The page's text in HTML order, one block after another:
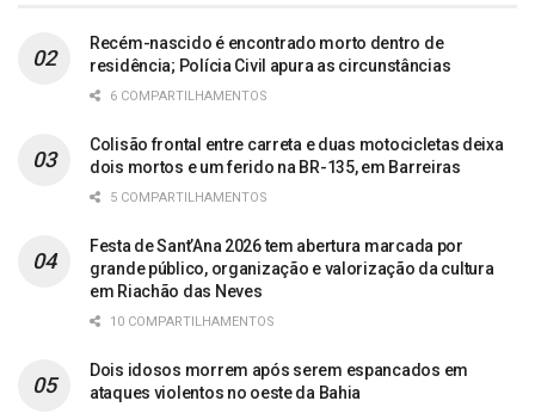
Recém-nascido é encontrado morto dentro de
residência; Polícia Civil apura as circunstâncias
6 COMPARTILHAMENTOS
Colisão frontal entre carreta e duas motocicletas deixa
dois mortos e um ferido na BR-135, em Barreiras
5 COMPARTILHAMENTOS
Festa de Sant’Ana 2026 tem abertura marcada por
grande público, organização e valorização da cultura
em Riachão das Neves
10 COMPARTILHAMENTOS
Dois idosos morrem após serem espancados em
ataques violentos no oeste da Bahia